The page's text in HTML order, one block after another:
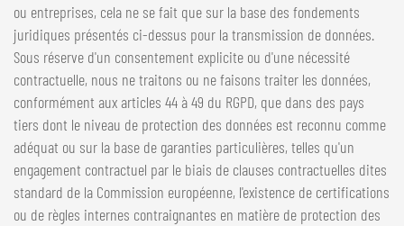
ou entreprises, cela ne se fait que sur la base des fondements
juridiques présentés ci-dessus pour la transmission de données.
Sous réserve d'un consentement explicite ou d'une nécessité
contractuelle, nous ne traitons ou ne faisons traiter les données,
conformément aux articles 44 à 49 du RGPD, que dans des pays
tiers dont le niveau de protection des données est reconnu comme
adéquat ou sur la base de garanties particulières, telles qu'un
engagement contractuel par le biais de clauses contractuelles dites
standard de la Commission européenne, l'existence de certifications
ou de règles internes contraignantes en matière de protection des